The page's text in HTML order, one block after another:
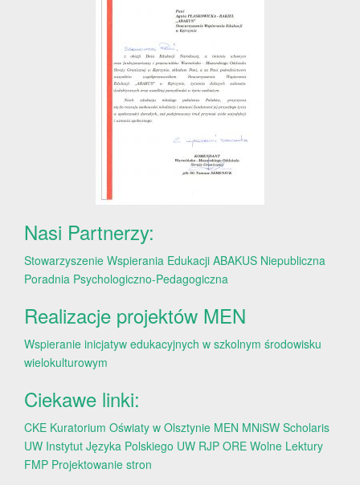
Nasi Partnerzy:
Stowarzyszenie Wspierania Edukacji ABAKUS Niepubliczna
Poradnia Psychologiczno-Pedagogiczna
Realizacje projektów MEN
Wspieranie inicjatyw edukacyjnych w szkolnym środowisku
wielokulturowym
Ciekawe linki:
CKE Kuratorium Oświaty w Olsztynie MEN MNiSW Scholaris
UW Instytut Języka Polskiego UW RJP ORE Wolne Lektury
FMP Projektowanie stron